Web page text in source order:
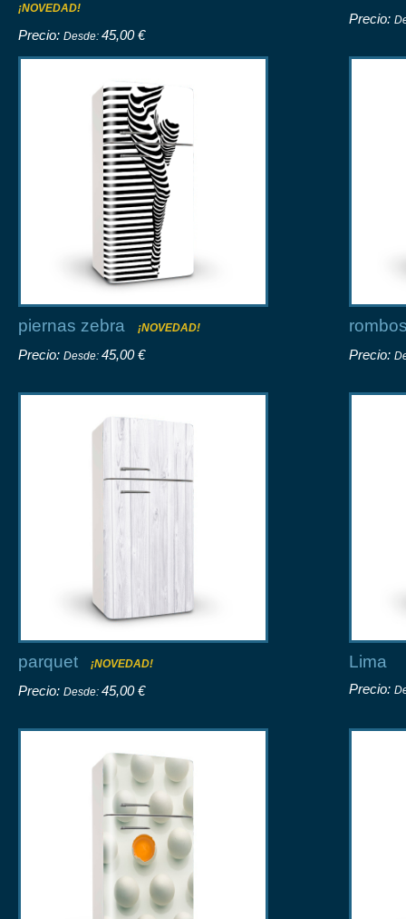
¡NOVEDAD!
Precio: Desde: 45,00 €
Precio:
piernas zebra ¡NOVEDAD!
Precio: Desde: 45,00 € Precio:
parquet ¡NOVEDAD!
Precio: Desde: 45,00 €
Lima
Precio: